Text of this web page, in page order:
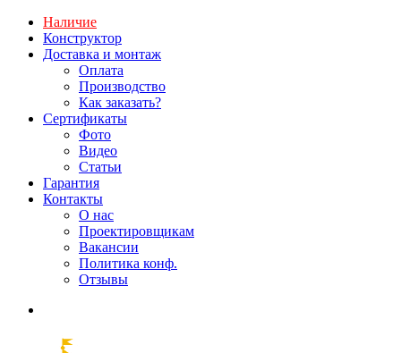
Наличие
Конструктор
Доставка и монтаж
Оплата
Производство
Как заказать?
Сертификаты
Фото
Видео
Статьи
Гарантия
Контакты
О нас
Проектировщикам
Вакансии
Политика конф.
Отзывы